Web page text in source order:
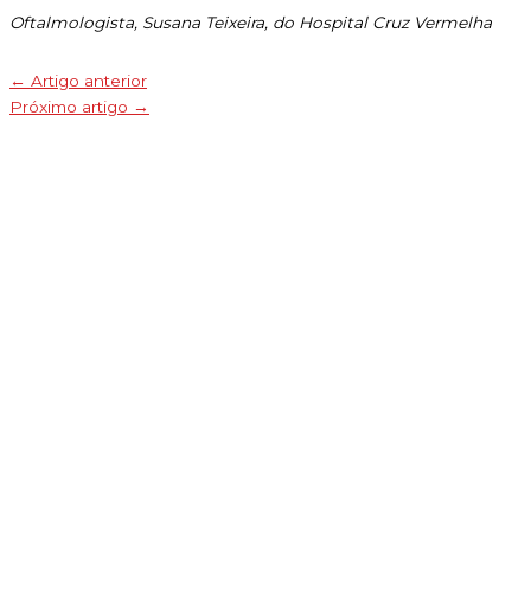
Oftalmologista, Susana Teixeira, do Hospital Cruz Vermelha
← Artigo anterior
Próximo artigo →